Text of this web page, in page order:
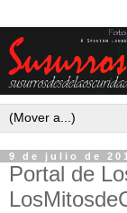
9 de julio de
Portal de